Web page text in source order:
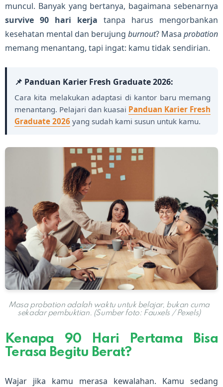
muncul. Banyak yang bertanya, bagaimana sebenarnya
survive 90 hari kerja tanpa harus mengorbankan
kesehatan mental dan berujung burnout? Masa probation
memang menantang, tapi ingat: kamu tidak sendirian.
📌 Panduan Karier Fresh Graduate 2026:
Cara kita melakukan adaptasi di kantor baru memang
menantang. Pelajari dan kuasai Panduan Karier Fresh
Graduate 2026 yang sudah kami susun untuk kamu.
Masa probation adalah waktu untuk belajar, bukan cuma
sekadar pembuktian. (Sumber foto: Fauxels / Pexels)
Kenapa 90 Hari Pertama Bisa
Terasa Begitu Berat?
Wajar jika kamu merasa kewalahan. Kamu sedang